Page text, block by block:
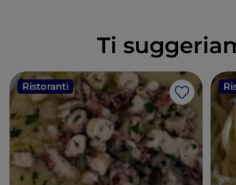
Ti
Ristoranti
Like